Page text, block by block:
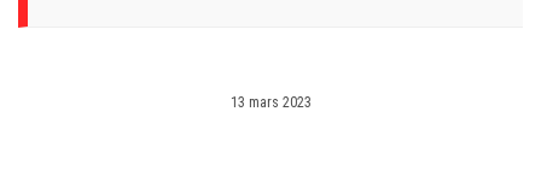
13 mars 2023